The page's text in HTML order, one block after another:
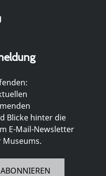
Blicke hinter die
E-Mail-Newsletter
Museums.